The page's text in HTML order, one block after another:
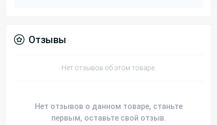
Отзывы
Нет отзывов об этом товаре.
Нет отзывов о данном товаре, станьте
первым, оставьте свой отзыв.